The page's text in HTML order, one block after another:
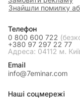
Знайшли помилку
Телефон
0 800 600 722
+380 97 297 22 77
Адреса: 04112 м.
Email
info@7eminar.com
Наші соцмережі